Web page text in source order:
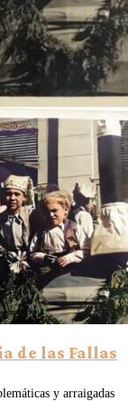
de las Fallas
y arraigadas